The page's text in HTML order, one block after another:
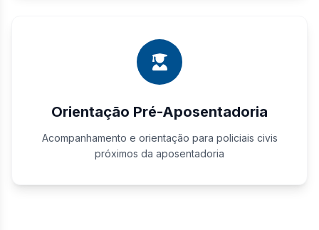
Orientação Pré-Aposentadoria
Acompanhamento e orientação para policiais civis
próximos da aposentadoria